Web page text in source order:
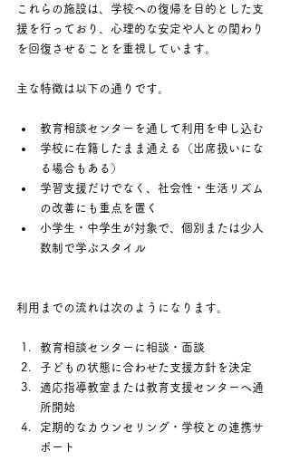
これらの施設は、学校への復帰を目的とした支
援を行っており、心理的な安定や人との関わり
を回復させることを重視しています。
主な特徴は以下の通りです。
教育相談センターを通して利用を申し込む
学校に在籍したまま通える（出席扱いにな
る場合もある）
学習支援だけでなく、社会性・生活リズム
の改善にも重点を置く
小学生・中学生が対象で、個別または少人
数制で学ぶスタイル
利用までの流れは次のようになります。
教育相談センターに相談・面談
子どもの状態に合わせた支援方針を決定
適応指導教室または教育支援センターへ通
所開始
定期的なカウンセリング・学校との連携サ
ポート